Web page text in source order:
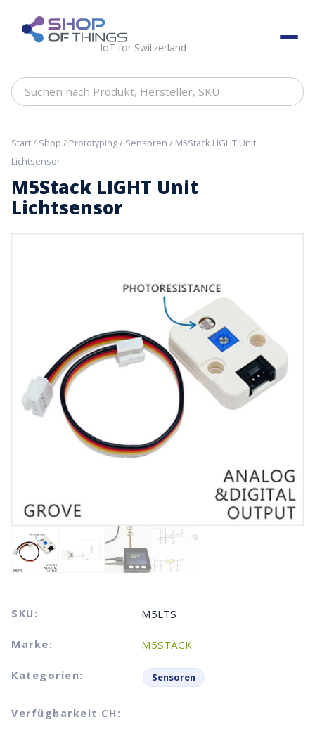
content ShopOfThings
IoT for Switzerland
Suchen
Hersteller,
Start/ Shop / Prototyping/ Sensoren / M5Stack LIGHT Unit
Lichtsensor
M5Stack LIGHT Unit
Lichtsensor
SKU: M5LTS
Marke: M5STACK
Kategorien: Sensoren
Verfügbarkeit CH: